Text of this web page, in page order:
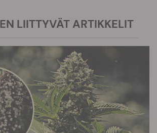
LIITTYVÄT ARTIKKELIT